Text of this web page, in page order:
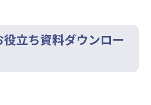
役立ち資料ダウンロー